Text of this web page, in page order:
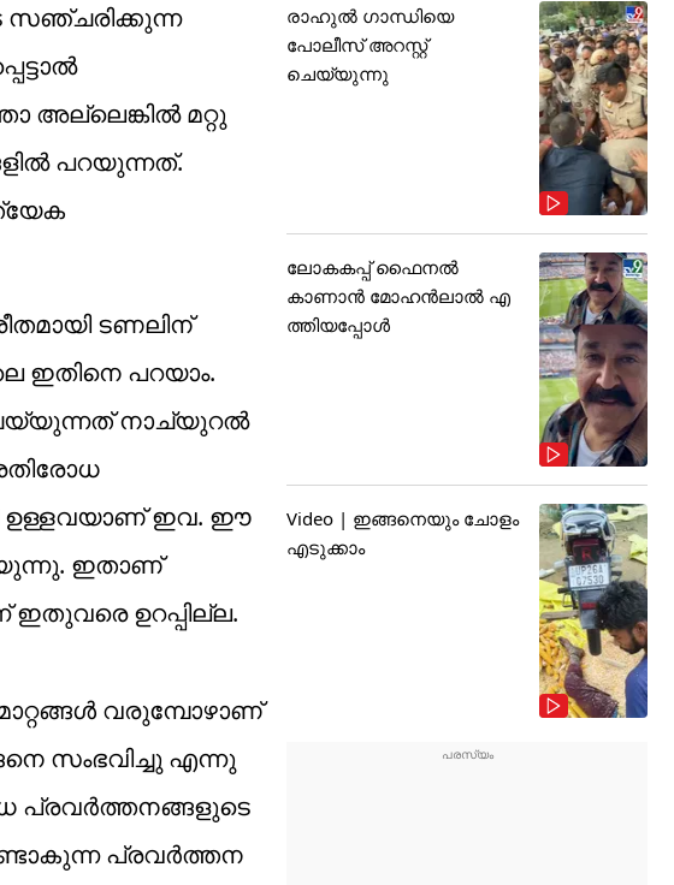
സഞ്ചരിക്കുന്ന
അല്ലെങ്കിൽ മറ്റു
പറയുന്നത്.
ടണലിന്
ഇതിനെ പറയാം.
നാച്യുറൽ
ഉള്ളവയാണ് ഇവ. ഈ
ഇതാണ്
ഉറപ്പില്ല.
വരുമ്പോഴാണ്
സംഭവിച്ചു എന്നു
പ്രവർത്തനങ്ങളുടെ
പ്രവർത്തന
രാഹുൽ ഗാന്ധിയെ
പോലീസ് അറസ്റ്റ്
ചെയ്യുന്നു
ലോകകപ്പ് ഫൈനൽ
കാണാൻ മോഹൻലാൽ എ
ത്തിയപ്പോൾ
Video | ഇങ്ങനെയും ചോളം
എടുക്കാം